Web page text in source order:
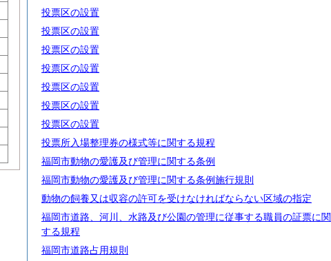
投票区の設置
投票区の設置
投票区の設置
投票区の設置
投票区の設置
投票区の設置
投票区の設置
投票所入場整理券の様式等に関する規程
福岡市動物の愛護及び管理に関する条例
福岡市動物の愛護及び管理に関する条例施行規則
動物の飼養又は収容の許可を受けなければならない区域の指定
福岡市道路、河川、水路及び公園の管理に従事する職員の証票に関
する規程
福岡市道路占用規則